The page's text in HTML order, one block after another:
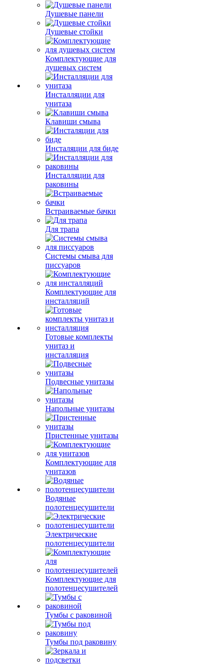
Душевые панели
Душевые стойки
Комплектующие для
душевых систем
Инсталляции для
унитаза
Клавиши смыва
Инсталяции для биде
Инсталляции для
раковины
Встраиваемые бачки
Для трапа
Системы смыва для
писсуаров
Комплектующие для
инсталляций
Готовые комплекты
унитаз и
инсталляция
Подвесные унитазы
Напольные унитазы
Пристенные унитазы
Комплектующие для
унитазов
Водяные
полотенцесушители
Электрические
полотенцесушители
Комплектующие для
полотенцесушителей
Тумбы с раковиной
Тумбы под раковину